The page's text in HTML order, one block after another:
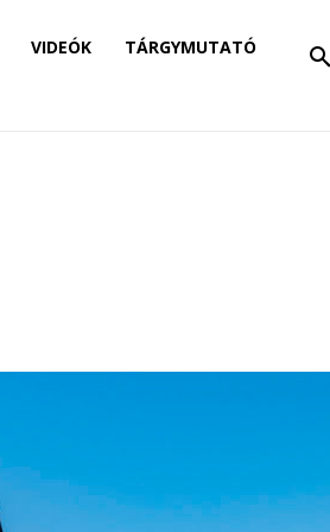
VIDEÓK TÁRGYMUTATÓ